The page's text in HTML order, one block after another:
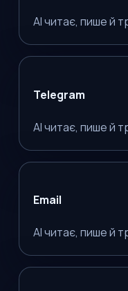
AI читає, пише й
Telegram
AI читає, пише й
Email
AI читає, пише й